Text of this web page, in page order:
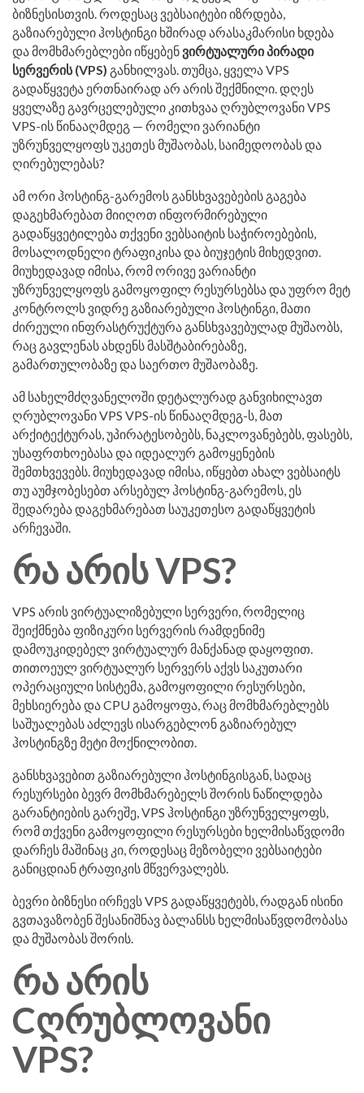
ბიზნესისთვის. როდესაც ვებსაიტები იზრდება,
გაზიარებული ჰოსტინგი ხშირად არასაკმარისი ხდება
და მომხმარებლები იწყებენ ვირტუალური პირადი
სერვერის (VPS) განხილვას. თუმცა, ყველა VPS
გადაწყვეტა ერთნაირად არ არის შექმნილი. დღეს
ყველაზე გავრცელებული კითხვაა ღრუბლოვანი VPS
VPS-ის წინააღმდეგ — რომელი ვარიანტი
უზრუნველყოფს უკეთეს მუშაობას, საიმედოობას და
ღირებულებას?
ამ ორი ჰოსტინგ-გარემოს განსხვავებების გაგება
დაგეხმარებათ მიიღოთ ინფორმირებული
გადაწყვეტილება თქვენი ვებსაიტის საჭიროებების,
მოსალოდნელი ტრაფიკისა და ბიუჯეტის მიხედვით.
მიუხედავად იმისა, რომ ორივე ვარიანტი
უზრუნველყოფს გამოყოფილ რესურსებსა და უფრო მეტ
კონტროლს ვიდრე გაზიარებული ჰოსტინგი, მათი
ძირეული ინფრასტრუქტურა განსხვავებულად მუშაობს,
რაც გავლენას ახდენს მასშტაბირებაზე,
გამართულობაზე და საერთო მუშაობაზე.
ამ სახელმძღვანელოში დეტალურად განვიხილავთ
ღრუბლოვანი VPS VPS-ის წინააღმდეგ-ს, მათ
არქიტექტურას, უპირატესობებს, ნაკლოვანებებს, ფასებს,
უსაფრთხოებასა და იდეალურ გამოყენების
შემთხვევებს. მიუხედავად იმისა, იწყებთ ახალ ვებსაიტს
თუ აუმჯობესებთ არსებულ ჰოსტინგ-გარემოს, ეს
შედარება დაგეხმარებათ საუკეთესო გადაწყვეტის
არჩევაში.
რა არის VPS?
VPS არის ვირტუალიზებული სერვერი, რომელიც
შეიქმნება ფიზიკური სერვერის რამდენიმე
დამოუკიდებელ ვირტუალურ მანქანად დაყოფით.
თითოეულ ვირტუალურ სერვერს აქვს საკუთარი
ოპერაციული სისტემა, გამოყოფილი რესურსები,
მეხსიერება და CPU გამოყოფა, რაც მომხმარებლებს
საშუალებას აძლევს ისარგებლონ გაზიარებულ
ჰოსტინგზე მეტი მოქნილობით.
განსხვავებით გაზიარებული ჰოსტინგისგან, სადაც
რესურსები ბევრ მომხმარებელს შორის ნაწილდება
გარანტიების გარეშე, VPS ჰოსტინგი უზრუნველყოფს,
რომ თქვენი გამოყოფილი რესურსები ხელმისაწვდომი
დარჩეს მაშინაც კი, როდესაც მეზობელი ვებსაიტები
განიცდიან ტრაფიკის მწვერვალებს.
ბევრი ბიზნესი ირჩევს VPS გადაწყვეტებს, რადგან ისინი
გვთავაზობენ შესანიშნავ ბალანსს ხელმისაწვდომობასა
და მუშაობას შორის.
რა არის
Cღრუბლოვანი
VPS?